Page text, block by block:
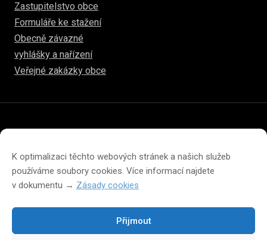
K optimalizaci těchto webových stránek a našich služeb
používáme soubory cookies. Více informací najdete
v dokumentu → Zásady cookies
Přijmout
Zastupitelstvo obce
Formuláře ke stažení
Obecně závazné
vyhlášky a nařízení
Veřejné zakázky obce
Prohlášení o přístupnosti
Prohlášení o ochraně soukromí
Zásady cookies (EU)
Změna velikosti písma na webu